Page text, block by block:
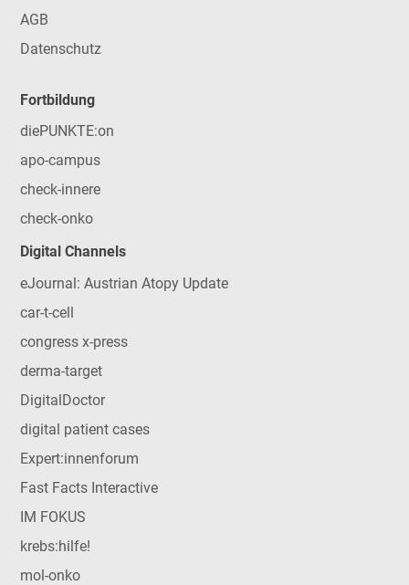
AGB
Datenschutz
Fortbildung
diePUNKTE:on
apo-campus
check-innere
check-onko
Digital Channels
eJournal: Austrian Atopy Update
car-t-cell
congress x-press
derma-target
DigitalDoctor
digital patient cases
Expert:innenforum
Fast Facts Interactive
IM FOKUS
krebs:hilfe!
mol-onko